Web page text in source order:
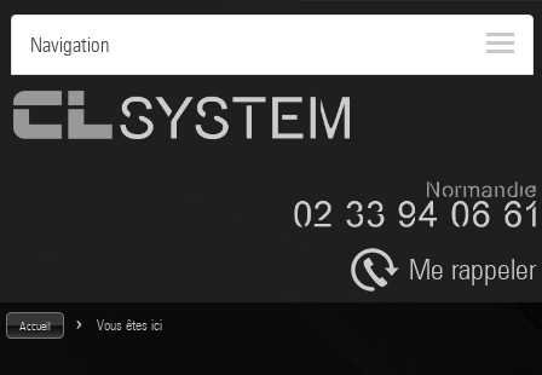
Me rappeler
Navigation
Accueil > Vous êtes ici